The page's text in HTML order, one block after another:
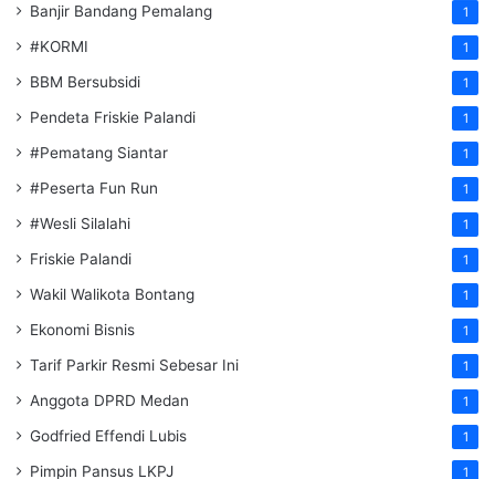
Banjir Bandang Pemalang 1
#KORMI 1
BBM Bersubsidi 1
Pendeta Friskie Palandi 1
#Pematang Siantar 1
#Peserta Fun Run 1
#Wesli Silalahi 1
Friskie Palandi 1
Wakil Walikota Bontang 1
Ekonomi Bisnis 1
Tarif Parkir Resmi Sebesar Ini 1
Anggota DPRD Medan 1
Godfried Effendi Lubis 1
Pimpin Pansus LKPJ 1